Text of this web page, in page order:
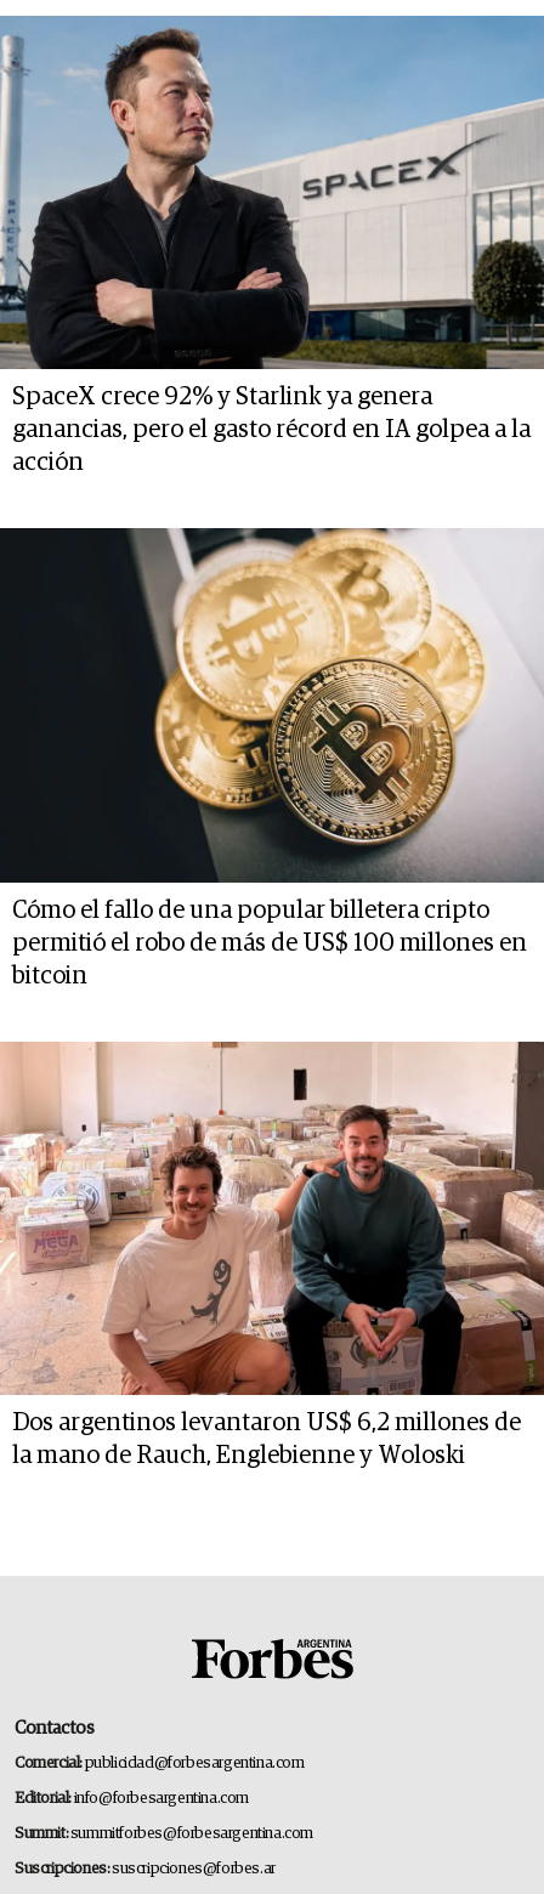
SpaceX crece 92% y Starlink ya genera
ganancias, pero el gasto récord en IA golpea a la
acción
Cómo el fallo de una popular billetera cripto
permitió el robo de más de US$ 100 millones en
bitcoin
Dos argentinos levantaron US$ 6,2 millones de
la mano de Rauch, Englebienne y Woloski
Contactos
Comercial:publicidad@forbesargentina.com
Editorial:info@forbesargentina.com
Summit:summitforbes@forbesargentina.com
Suscripciones:suscripciones@forbes.ar